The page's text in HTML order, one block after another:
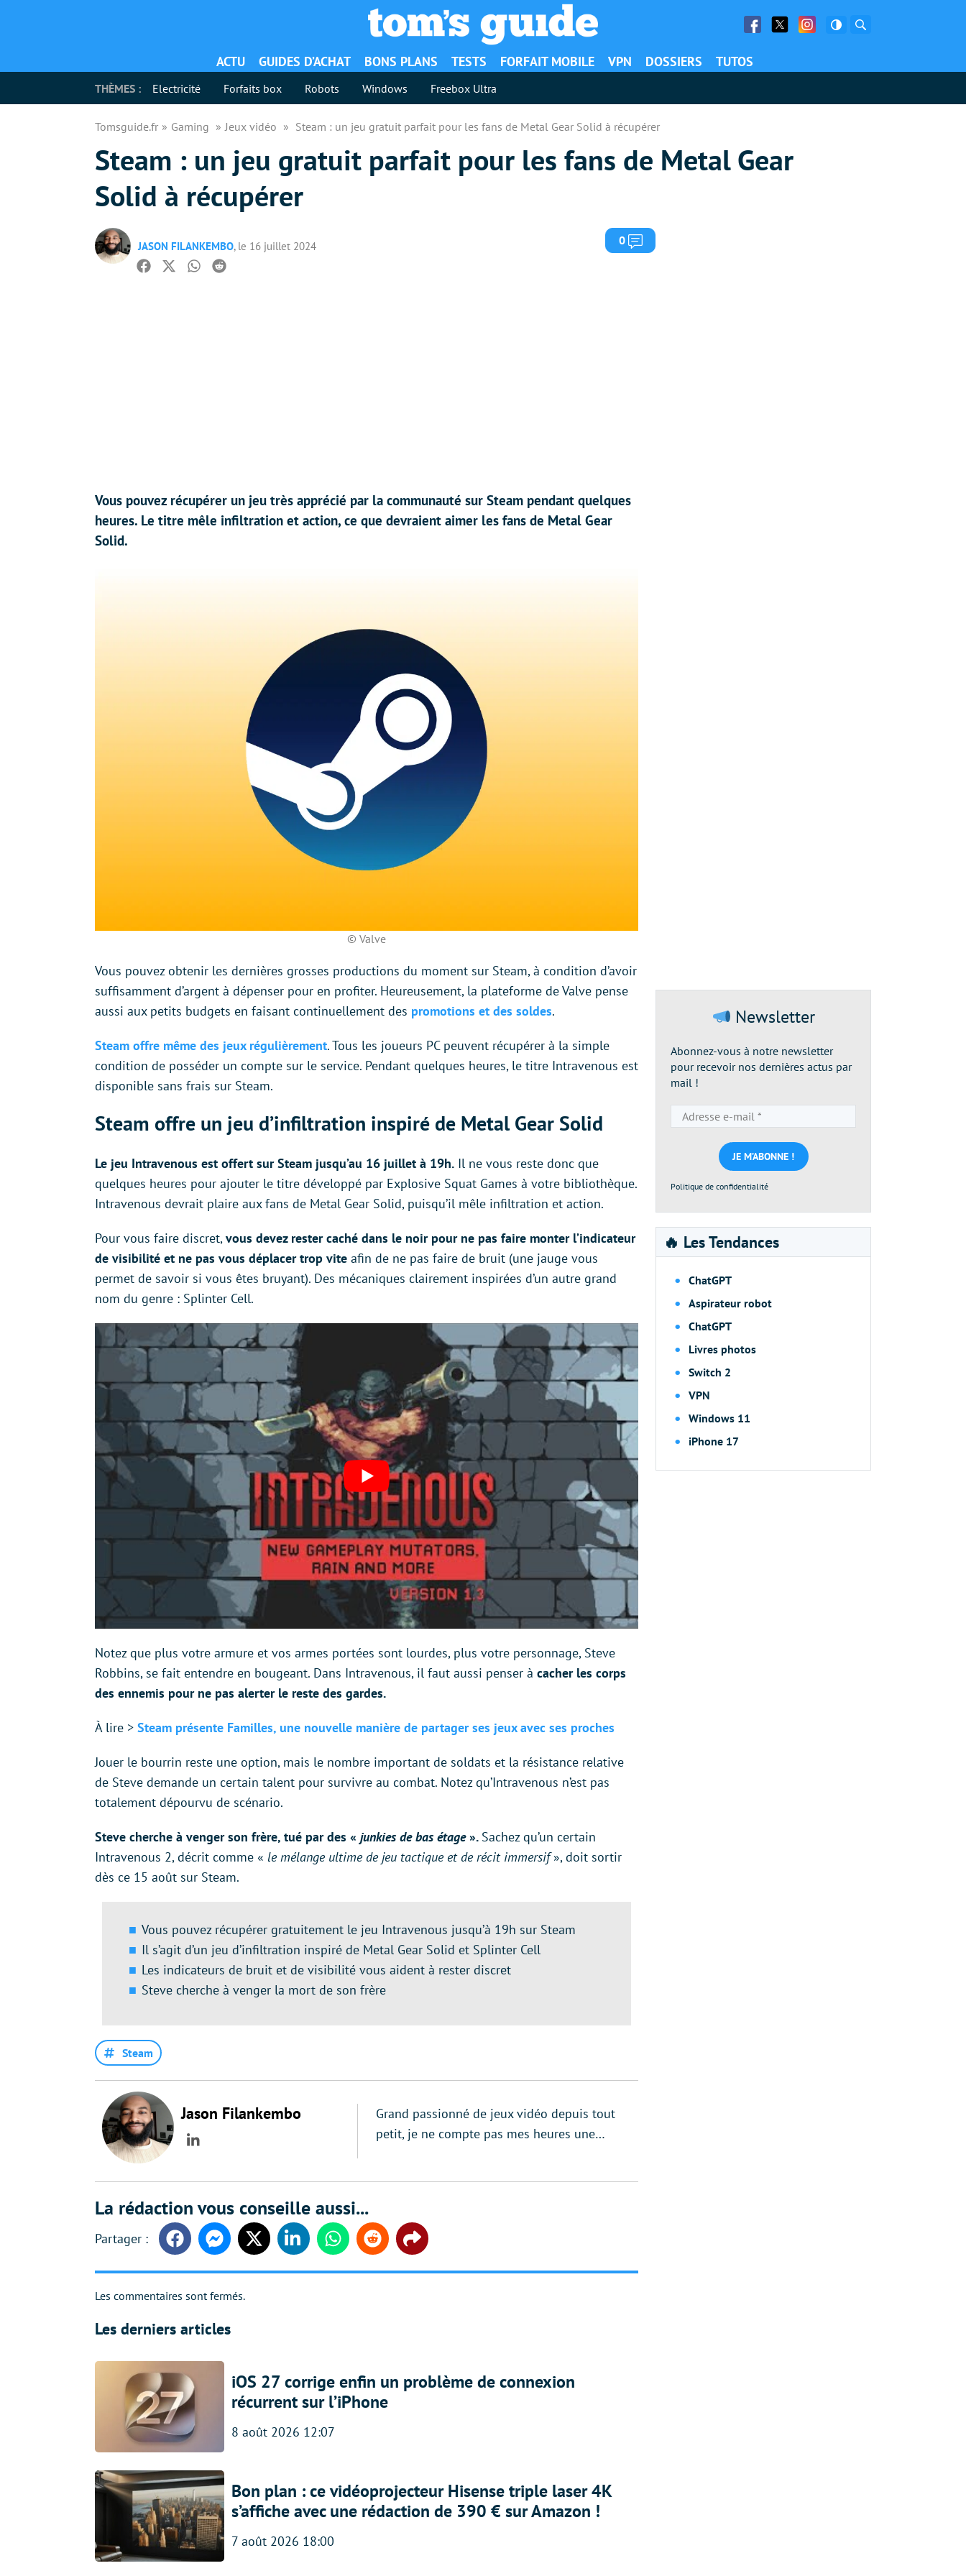
Facebook
Twitter Facebook
ACTU GUIDES D’ACHAT BONS PLANS TESTS FORFAIT MOBILE VPN DOSSIERS TUTOS
THÈMES : Electricité Forfaits box Robots Windows Freebox Ultra
Tomsguide.fr Gaming Jeux vidéo Steam : un jeu gratuit parfait pour les fans de Metal Gear Solid à récupérer
Steam : un jeu gratuit parfait pour les fans de Metal Gear
Solid à récupérer
JASON FILANKEMBO, le 16 juillet 2024 0 Commentaires
Facebook
TwitterWhatsapp
Reddit
Vous pouvez récupérer un jeu très apprécié par la communauté sur Steam pendant quelques
heures. Le titre mêle infiltration et action, ce que devraient aimer les fans de Metal Gear
Solid.
© Valve
Vous pouvez obtenir les dernières grosses productions du moment sur Steam, à condition d’avoir
suffisamment d’argent à dépenser pour en profiter. Heureusement, la plateforme de Valve pense
aussi aux petits budgets en faisant continuellement des promotions et des soldes.
Steam offre même des jeux régulièrement. Tous les joueurs PC peuvent récupérer à la simple
condition de posséder un compte sur le service. Pendant quelques heures, le titre Intravenous est
disponible sans frais sur Steam.
Steam offre un jeu d’infiltration inspiré de Metal Gear Solid
Le jeu Intravenous est offert sur Steam jusqu’au 16 juillet à 19h. Il ne vous reste donc que
quelques heures pour ajouter le titre développé par Explosive Squat Games à votre bibliothèque.
Intravenous devrait plaire aux fans de Metal Gear Solid, puisqu’il mêle infiltration et action.
Pour vous faire discret,vous devez rester caché dans le noir pour ne pas faire monter l’indicateur
de visibilité et ne pas vous déplacer trop vite afin de ne pas faire de bruit (une jauge vous
permet de savoir si vous êtes bruyant). Des mécaniques clairement inspirées d’un autre grand
nom du genre : Splinter Cell.
Notez que plus votre armure et vos armes portées sont lourdes, plus votre personnage, Steve
Robbins, se fait entendre en bougeant. Dans Intravenous, il faut aussi penser à cacher les corps
des ennemis pour ne pas alerter le reste des gardes.
À lire > Steam présente Familles, une nouvelle manière de partager ses jeux avec ses proches
Jouer le bourrin reste une option, mais le nombre important de soldats et la résistance relative
de Steve demande un certain talent pour survivre au combat. Notez qu’Intravenous n’est pas
totalement dépourvu de scénario.
Steve cherche à venger son frère, tué par des « junkies de bas étage». Sachez qu’un certain
Intravenous 2, décrit comme « le mélange ultime de jeu tactique et de récit immersif», doit sortir
dès ce 15 août sur Steam.
Vous pouvez récupérer gratuitement le jeu Intravenous jusqu’à 19h sur Steam
Il s’agit d’un jeu d’infiltration inspiré de Metal Gear Solid et Splinter Cell
Les indicateurs de bruit et de visibilité vous aident à rester discret
Steve cherche à venger la mort de son frère
Steam
Jason Filankembo
LinkedIn
Grand passionné de jeux vidéo depuis tout
petit, je ne compte pas mes heures une…
La rédaction vous conseille aussi...
FacebookMessengerTwitter LinkedinWhatsappReddit Share
Les commentaires sont fermés.
Les derniers articles
iOS 27 corrige enfin un problème de connexion
récurrent sur l’iPhone
8 août 2026 12:07
Bon plan : ce vidéoprojecteur Hisense triple laser 4K
s’affiche avec une rédaction de 390 € sur Amazon !
7 août 2026 18:00
Newsletter
Abonnez-vous à notre newsletter
pour recevoir nos dernières actus par
mail !
e-
mail
*
Politique de confidentialité
🔥 Les Tendances
ChatGPT
Aspirateur robot
ChatGPT
Livres photos
Switch 2
VPN
Windows 11
iPhone 17